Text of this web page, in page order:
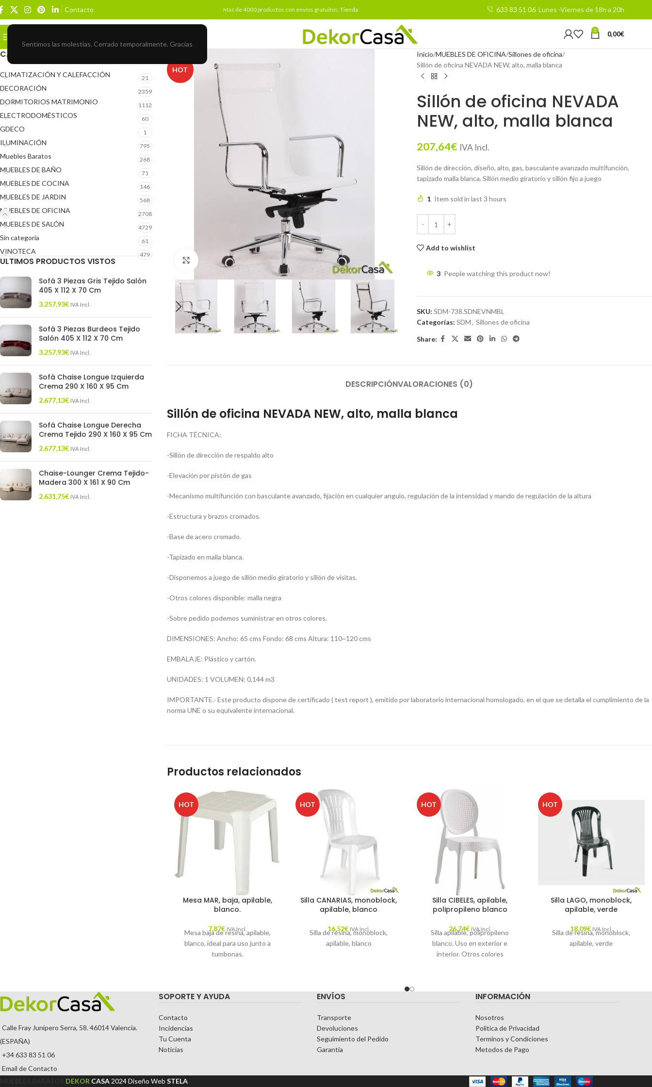
Sentimos las molestias. Cerrado temporalmente. Gracias
Contacto Mas de 4000 productos con envíos gratuitos. Tienda 633 83 51 06 Lunes -Viernes de 18h a 20h
0 0,00€
CATEGORÍAS DEL PRODUCTO
CLIMATIZACIÓN Y CALEFACCIÓN 21
DECORACIÓN 2359
DORMITORIOS MATRIMONIO 1112
ELECTRODOMÉSTICOS 60
GDECO 1
ILUMINACIÓN 795
Muebles Baratos 268
MUEBLES DE BAÑO 71
MUEBLES DE COCINA 146
MUEBLES DE JARDIN 568
MUEBLES DE OFICINA 2708
MUEBLES DE SALÓN 4729
Sin categoría 61
VINOTECA 479
ULTIMOS PRODUCTOS VISTOS
Sofá 3 Piezas Gris Tejido Salón
405 X 112 X 70 Cm
3.257,93€ IVA Incl.
Sofá 3 Piezas Burdeos Tejido
Salón 405 X 112 X 70 Cm
3.257,93€ IVA Incl.
Sofá Chaise Longue Izquierda
Crema 290 X 160 X 95 Cm
2.677,13€ IVA Incl.
Sofá Chaise Longue Derecha
Crema Tejido 290 X 160 X 95 Cm
2.677,13€ IVA Incl.
Chaise-Lounger Crema Tejido-
Madera 300 X 161 X 90 Cm
2.631,75€ IVA Incl.
HOT
Click to enlarge
Inicio MUEBLES DE OFICINA Sillones de oficina
Sillón de oficina NEVADA NEW, alto, malla blanca
Sillón de oficina NEVADA
NEW, alto, malla blanca
207,64€ IVA Incl.
Sillón de dirección, diseño, alto, gas, basculante avanzado multifunción,
tapizado malla blanca. Sillón medio giratorio y sillón fijo a juego
1 Item sold in last 3 hours
Add to wishlist
3 People watching this product now!
SKU: SDM-738.SDNEVNMBL
Categorías: SDM, Sillones de oficina
Share:
DESCRIPCIÓNVALORACIONES (0)
Sillón de oficina NEVADA NEW, alto, malla blanca
FICHA TÉCNICA:
-Sillón de dirección de respaldo alto
-Elevación por pistón de gas
-Mecanismo multifunción con basculante avanzado, fijación en cualquier angulo, regulación de la intensidad y mando de regulación de la altura
-Estructura y brazos cromados.
-Base de acero cromado.
-Tapizado en malla blanca.
-Disponemos a juego de sillón medio giratorio y sillón de visitas.
-Otros colores disponible: malla negra
-Sobre pedido podemos suministrar en otros colores.
DIMENSIONES: Ancho: 65 cms Fondo: 68 cms Altura: 110~120 cms
EMBALAJE: Plástico y cartón.
UNIDADES: 1 VOLUMEN: 0,144 m3
IMPORTANTE.- Este producto dispone de certificado ( test report ), emitido por laboratorio internacional homologado, en el que se detalla el cumplimiento de la
norma UNE o su equivalente internacional.
Productos relacionados
HOT
Mesa MAR, baja, apilable,
blanco.
7,87€ IVA Incl.
Mesa baja de resina, apilable,
blanco, ideal para uso junto a
tumbonas.
HOT
Silla CANARIAS, monoblock,
apilable, blanco
16,52€ IVA Incl.
Silla de resina, monoblock,
apilable, blanco
HOT
Silla CIBELES, apilable,
polipropileno blanco
26,74€ IVA Incl.
Silla apilable, polipropileno
blanco. Uso en exterior e
interior. Otros colores
HOT
Silla LAGO, monoblock,
apilable, verde
18,09€ IVA Incl.
Silla de resina, monoblock,
apilable, verde
Calle Fray Junípero Serra, 58. 46014 Valencia.
(ESPAÑA)
+34 633 83 51 06
Email de Contacto
SOPORTE Y AYUDA
Contacto
Incidencias
Tu Cuenta
Noticias
ENVÍOS
Transporte
Devoluciones
Seguimiento del Pedido
Garantía
INFORMACIÓN
Nosotros
Politica de Privacidad
Terminos y Condiciones
Metodos de Pago
DEKOR CASA 2024Diseño Web STELA